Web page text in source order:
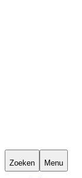
Zoeken Menu